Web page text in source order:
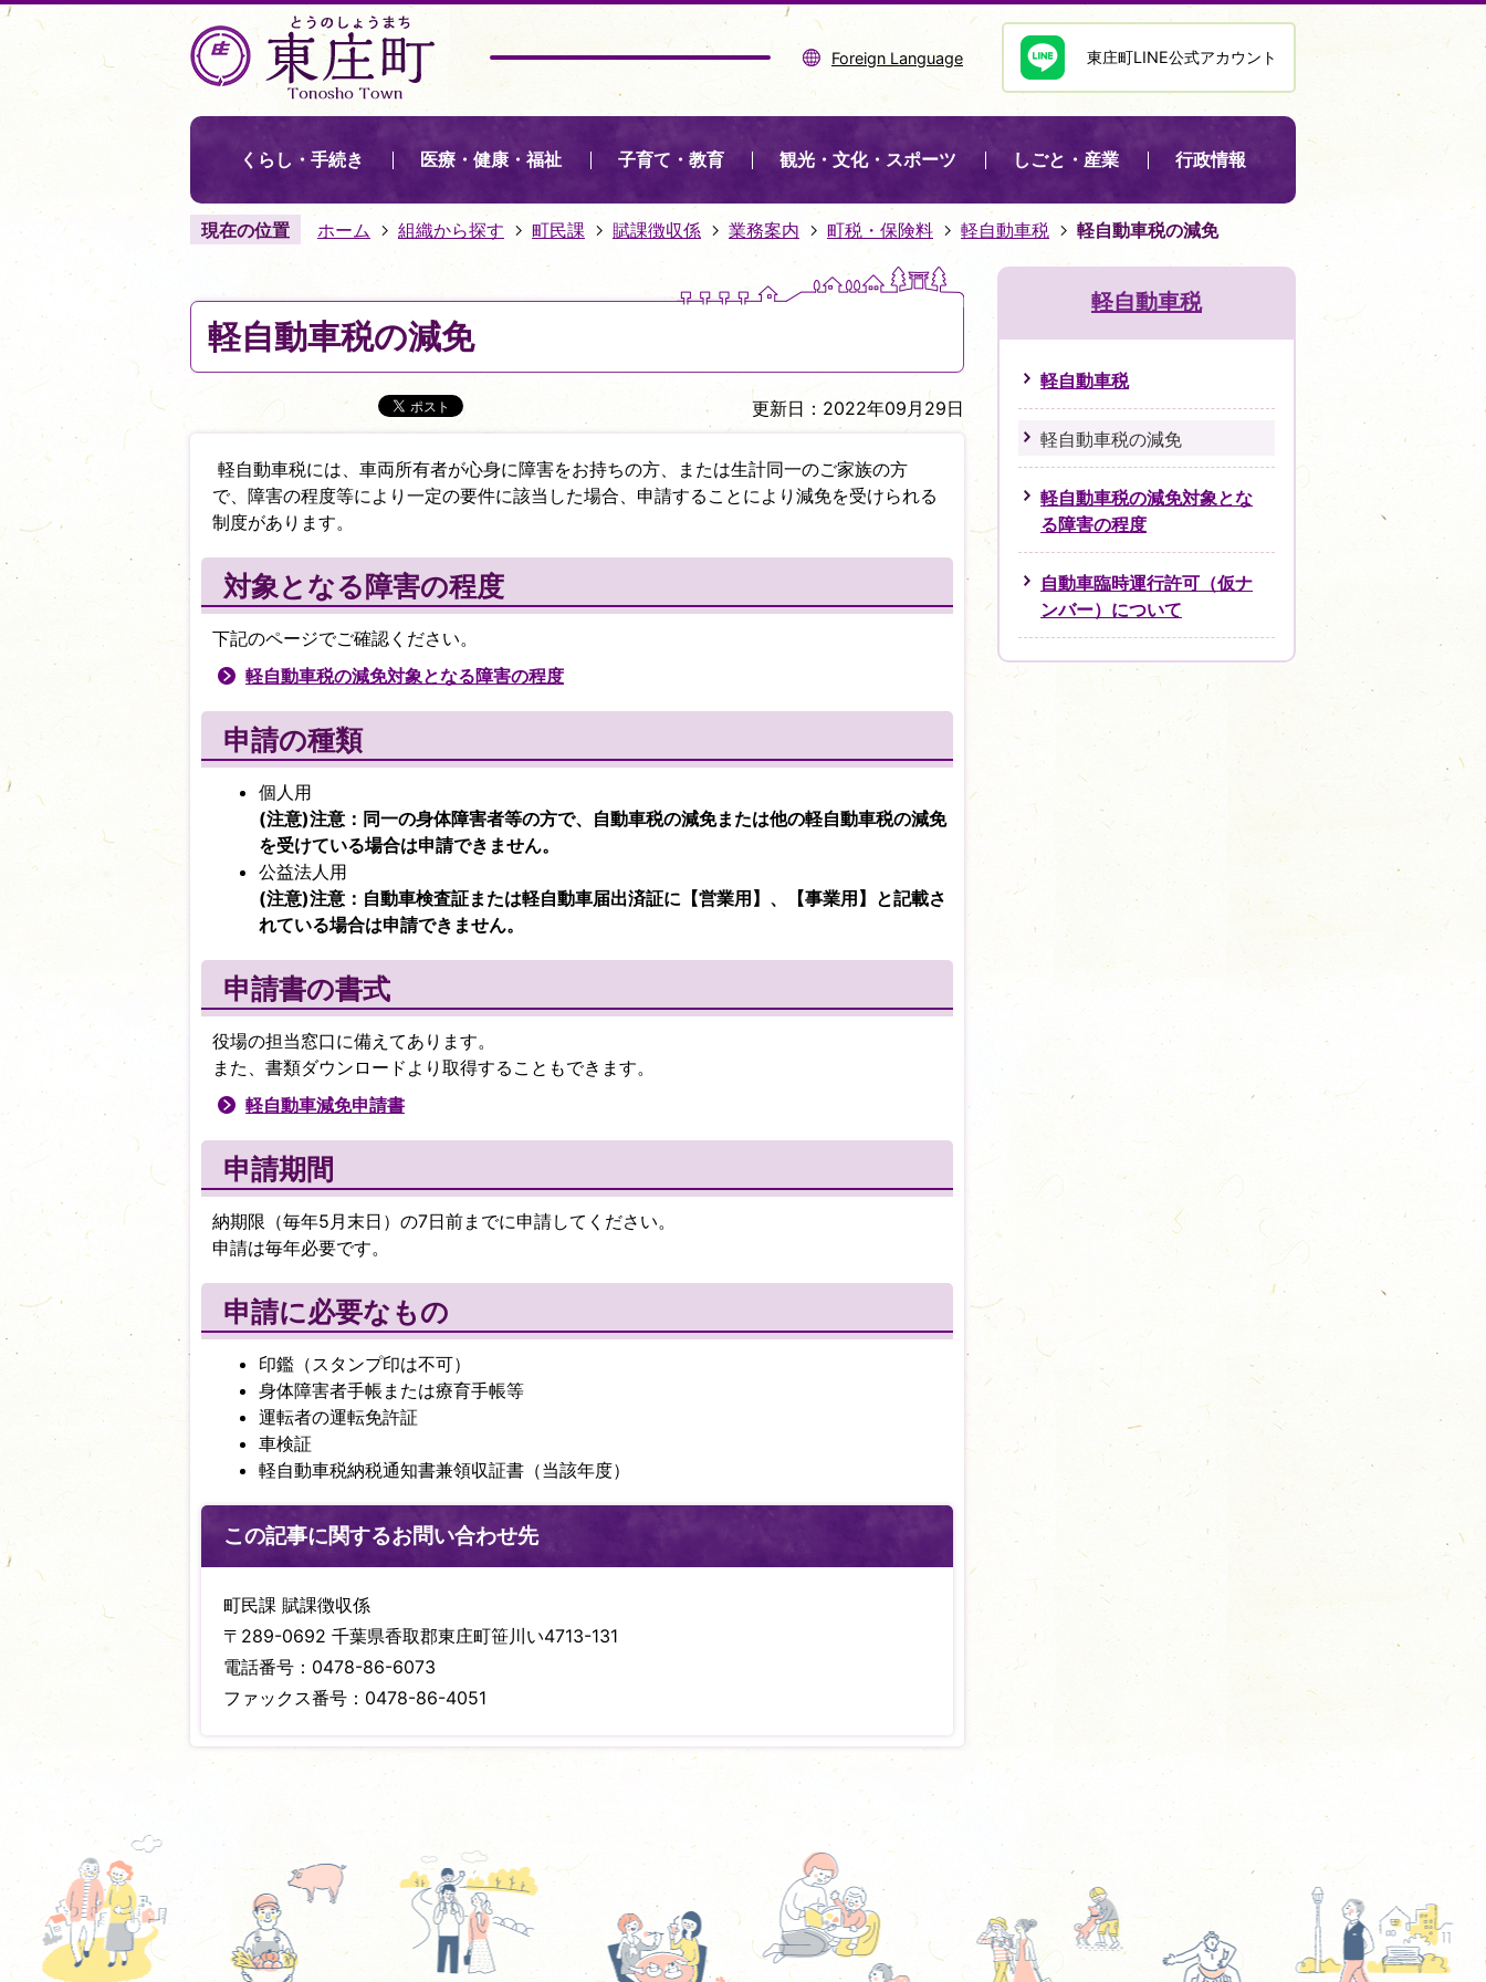
Foreign Language 東庄町LINE公式アカウント
くらし・手続き 医療・健康・福祉 子育て・教育 観光・文化・スポーツ しごと・産業 行政情報
現在の位置 ホーム 組織から探す 町民課 賦課徴収係 業務案内 町税・保険料 軽自動車税 軽自動車税の減免
軽自動車税の減免
更新日：2022年09月29日
軽自動車税には、車両所有者が心身に障害をお持ちの方、または生計同一のご家族の方
で、障害の程度等により一定の要件に該当した場合、申請することにより減免を受けられる
制度があります。
対象となる障害の程度
下記のページでご確認ください。
軽自動車税の減免対象となる障害の程度
申請の種類
個人用
(注意)注意：同一の身体障害者等の方で、自動車税の減免または他の軽自動車税の減免
を受けている場合は申請できません。
公益法人用
(注意)注意：自動車検査証または軽自動車届出済証に【営業用】、【事業用】と記載さ
れている場合は申請できません。
申請書の書式
役場の担当窓口に備えてあります。
また、書類ダウンロードより取得することもできます。
軽自動車減免申請書
申請期間
納期限（毎年5月末日）の7日前までに申請してください。
申請は毎年必要です。
申請に必要なもの
印鑑（スタンプ印は不可）
身体障害者手帳または療育手帳等
運転者の運転免許証
車検証
軽自動車税納税通知書兼領収証書（当該年度）
この記事に関するお問い合わせ先
町民課 賦課徴収係
〒289-0692 千葉県香取郡東庄町笹川い4713-131
電話番号：0478-86-6073
ファックス番号：0478-86-4051
軽自動車税
軽自動車税
軽自動車税の減免
軽自動車税の減免対象とな
る障害の程度
自動車臨時運行許可（仮ナ
ンバー）について